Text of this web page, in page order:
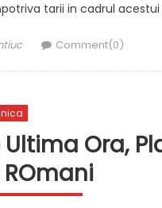
tarii in cadrul acestui
Comment(0)
Ora,